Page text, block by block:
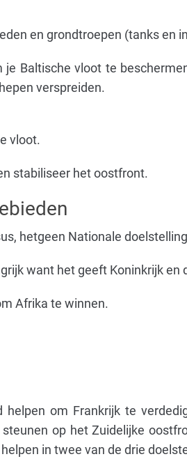
en grondtroepen (tanks en
je Baltische vloot te
verspreiden.
vloot.
stabiliseer het oostfront.
hetgeen Nationale
want het geeft Koninkrijk en
Afrika te winnen.
helpen om Frankrijk te
op het Zuidelijke
in twee van de drie